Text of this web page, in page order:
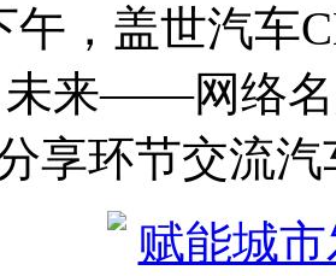
午，盖世汽车
来——网络名
享环节交流